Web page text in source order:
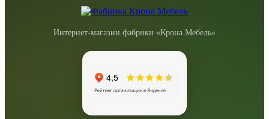
Интернет-магазин фабрики «Крона Мебель»